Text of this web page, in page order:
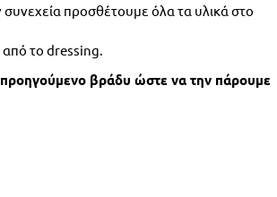
προσθέτουμε όλα τα υλικά στο
το dressing.
βράδυ ώστε να την πάρουμε